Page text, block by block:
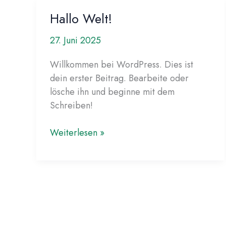
Hallo Welt!
27. Juni 2025
Willkommen bei WordPress. Dies ist
dein erster Beitrag. Bearbeite oder
lösche ihn und beginne mit dem
Schreiben!
Hallo
Weiterlesen »